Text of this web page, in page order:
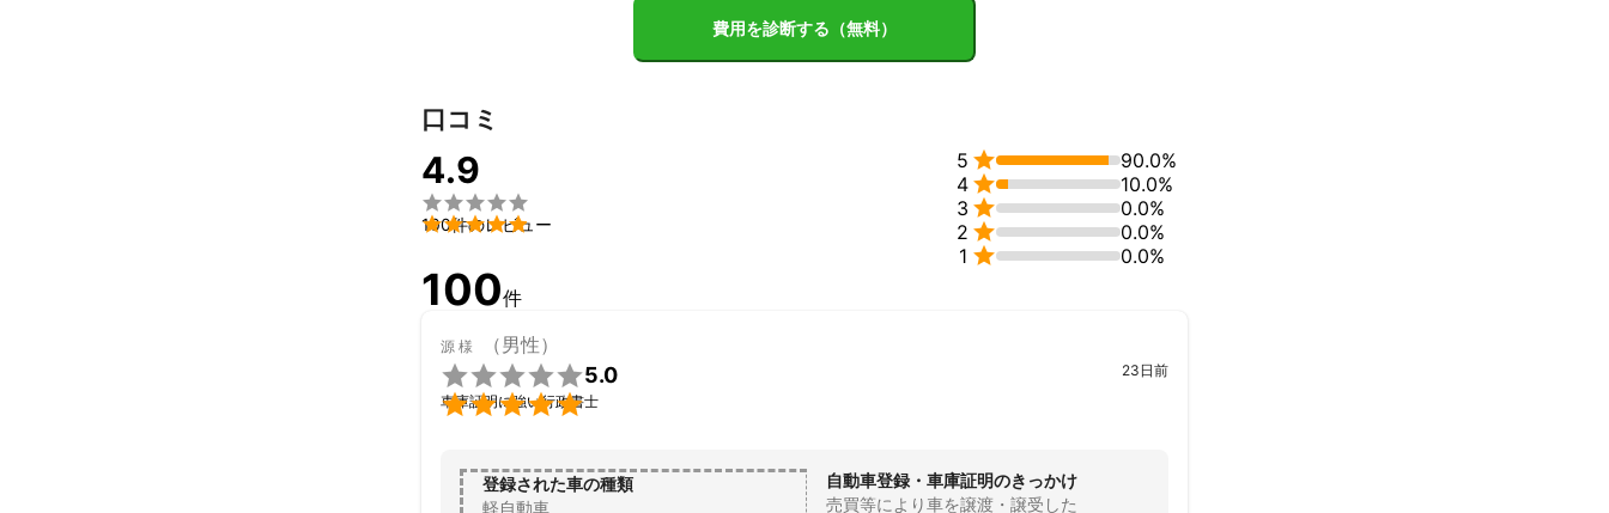
費用を診断する（無料）
口コミ
4.9


100件のレビュー
5 
90.0%
4 
10.0%
3 
0.0%
2 
0.0%
1  0.0%
100件
源 様 （男性）


5.0
車庫証明に強い行政書士
23日前
登録された車の種類
軽自動車
自動車登録・車庫証明のきっかけ
売買等により車を譲渡・譲受した